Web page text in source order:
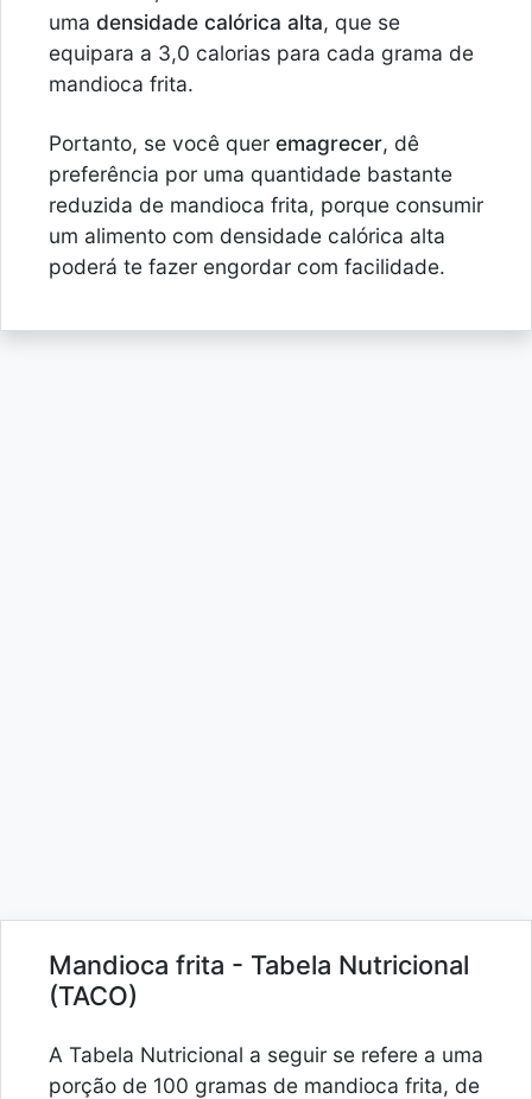
uma densidade calórica alta, que se
equipara a 3,0 calorias para cada grama de
mandioca frita.
Portanto, se você quer emagrecer, dê
preferência por uma quantidade bastante
reduzida de mandioca frita, porque consumir
um alimento com densidade calórica alta
poderá te fazer engordar com facilidade.
Mandioca frita - Tabela Nutricional
(TACO)
A Tabela Nutricional a seguir se refere a uma
porção de 100 gramas de mandioca frita, de